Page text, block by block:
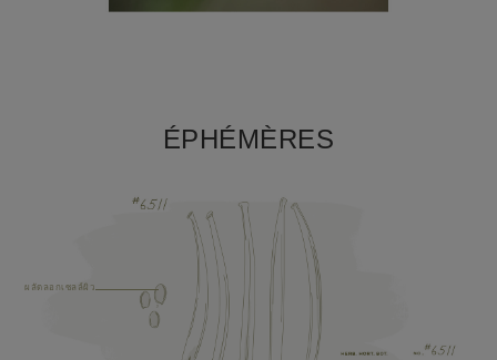
ÉPHÉMÈRES
ผลัดลอกเซลล์ผิว